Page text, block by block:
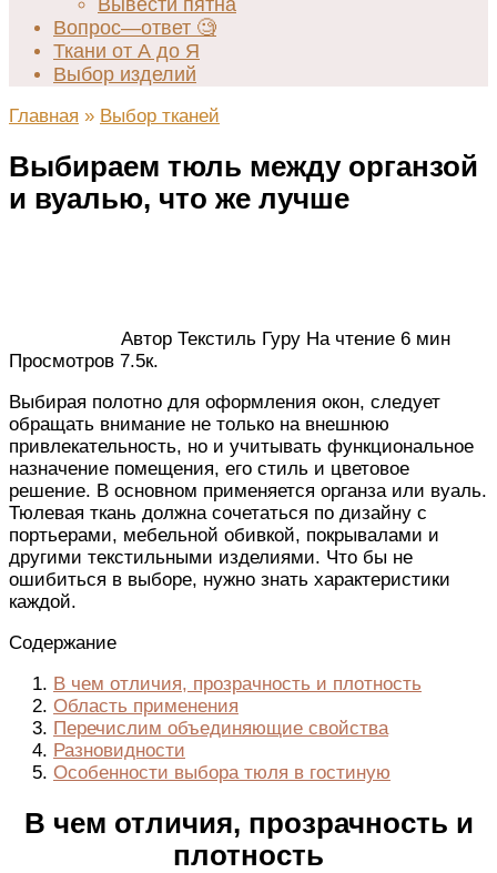
Вывести пятна
Вопрос—ответ 🧐
Ткани от А до Я
Выбор изделий
Главная » Выбор тканей
Выбираем тюль между органзой
и вуалью, что же лучше
Автор Текстиль Гуру На чтение 6 мин
Просмотров 7.5к.
Выбирая полотно для оформления окон, следует
обращать внимание не только на внешнюю
привлекательность, но и учитывать функциональное
назначение помещения, его стиль и цветовое
решение. В основном применяется органза или вуаль.
Тюлевая ткань должна сочетаться по дизайну с
портьерами, мебельной обивкой, покрывалами и
другими текстильными изделиями. Что бы не
ошибиться в выборе, нужно знать характеристики
каждой.
Содержание
В чем отличия, прозрачность и плотность
Область применения
Перечислим объединяющие свойства
Разновидности
Особенности выбора тюля в гостиную
В чем отличия, прозрачность и
плотность